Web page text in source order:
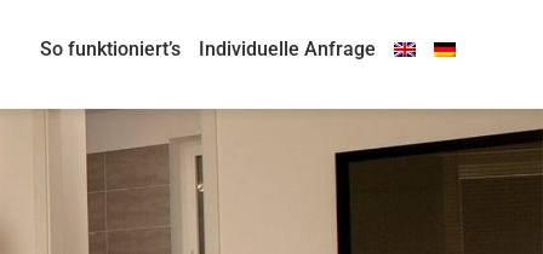
So funktioniert’s Individuelle Anfrage